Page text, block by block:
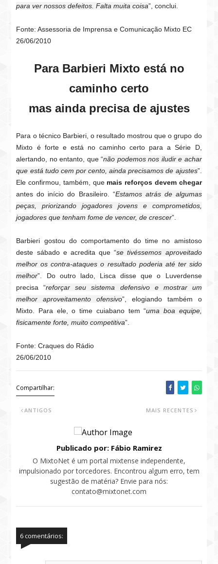
para ver nossos defeitos. Falta muita coisa”, conclui.
Fonte: Assessoria de Imprensa e Comunicação Mixto EC
26/06/2010
Para Barbieri Mixto está no
caminho certo
mas ainda precisa de ajustes
Para o técnico Barbieri, o resultado mostrou que o grupo do
Mixto é forte e está no caminho certo para a Série D,
alertando, no entanto, que “não podemos nos iludir e achar
que está tudo cem por cento, ainda precisamos de ajustes”.
Ele confirmou, também, quemais reforços devem chegar
antes do início do Brasileiro. “Estamos atrás de algumas
peças, priorizando jogadores jovens e comprometidos,
jogadores que tenham fome de vencer, de crescer”.
Barbieri gostou do comportamento do time no amistoso
deste sábado e acredita que “se tivéssemos aproveitado
melhor os contra-ataques o resultado poderia até ter sido
melhor”. Do outro lado, Lisca disse que o Luverdense
precisa “reforçar seu sistema defensivo e mostrar um
melhor aproveitamento ofensivo”, elogiando também o
Mixto. Para ele, o time cuiabano tem “uma boa equipe,
fisicamente forte, muito competitiva”.
Fonte: Craques do Rádio
26/06/2010
Compartilhar:
MAIS RECENTES
ANTIGOS
Publicado por: Fábio Ramirez
O MixtoNet é um portal mixtense independente,
impulsionado por torcedores. Encontrou algum erro, tem
sugestão de matéria? Envie para nós:
contato@mixtonet.com
6 comentários: